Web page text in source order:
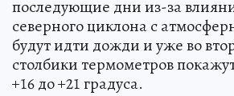
последующие дни из-за
северного циклона с
будут идти дожди и уже во
столбики термометров
+16 до +21 градуса.